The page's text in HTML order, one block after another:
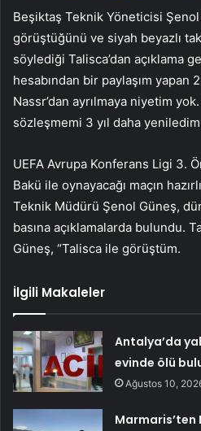
Beşiktaş Teknik Yöneticisi
görüştüğünü ve siyah beyazlı
söylediği Talisca’dan açıklama
hesabından bir paylaşım yapan
Nassr’dan ayrılmaya niyetim
sözleşmemi 3 yıl daha
UEFA Avrupa Konferans Ligi 3.
Bakü ile oynayacağı maçın
Teknik Müdürü Şenol Güneş,
basına açıklamalarda bulundu.
Güneş, “Talisca ile görüştüm.
İlgili Makaleler
Antalya’da
evinde ölü
Ağustos 10,
Marmaris’ten